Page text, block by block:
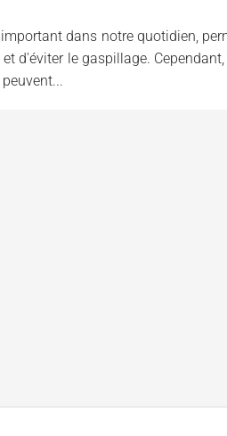
dans notre quotidien,
d'éviter le gaspillage.